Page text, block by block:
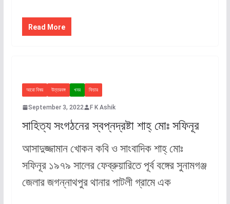
Read More
আরো বিষয় উত্তরবঙ্গ খবর ফিচার
September 3, 2022 F K Ashik
সাহিত্য সংগঠনের স্বপ্নদ্রষ্টা শাহ্ মোঃ সফিনূর
আসাদুজ্জামান খোকন কবি ও সাংবাদিক শাহ্ মোঃ
সফিনূর ১৯৭৯ সালের ফেব্রুয়ারিতে পূর্ব বঙ্গের সুনামগঞ্জ
জেলার জগন্নাথপুর থানার পাটলী গ্রামে এক